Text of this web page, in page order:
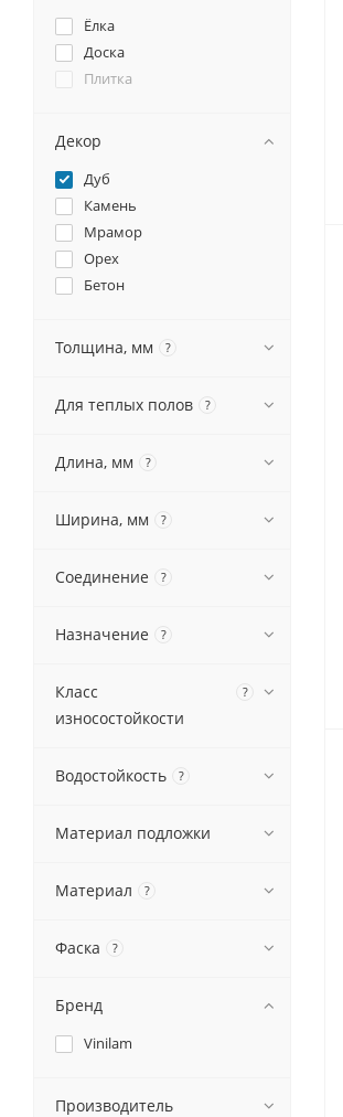
Ёлка
Доска
Плитка
Декор
Дуб
Камень
Мрамор
Орех
Бетон
Толщина, мм ?
Для теплых полов ?
Длина, мм ?
Ширина, мм ?
Соединение ?
Назначение ?
Класс
износостойкости
?
Водостойкость ?
Материал подложки
Материал ?
Фаска ?
Бренд
Vinilam
Производитель